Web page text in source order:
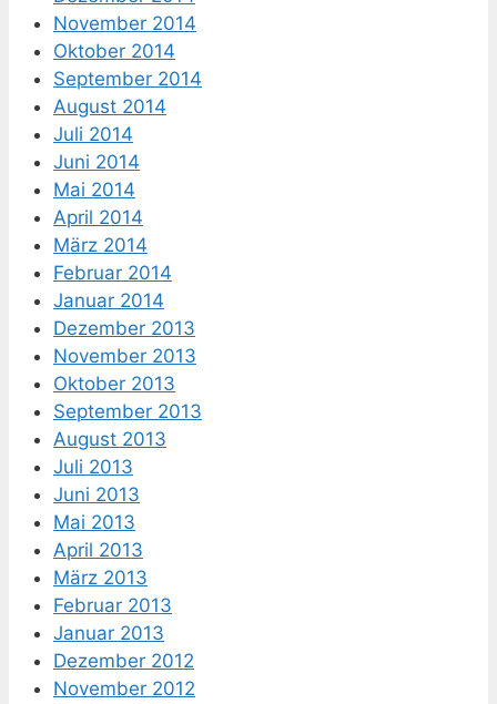
November 2014
Oktober 2014
September 2014
August 2014
Juli 2014
Juni 2014
Mai 2014
April 2014
März 2014
Februar 2014
Januar 2014
Dezember 2013
November 2013
Oktober 2013
September 2013
August 2013
Juli 2013
Juni 2013
Mai 2013
April 2013
März 2013
Februar 2013
Januar 2013
Dezember 2012
November 2012